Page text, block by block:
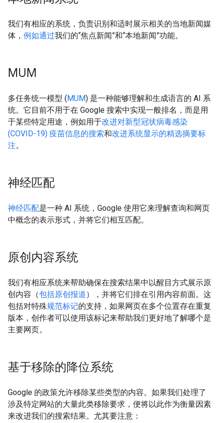
我们有相应的系统，负责识别和适时展示相关的当地新闻媒
体， 例如通过我们的“焦点新闻”和“本地新闻”功能。
MUM
多任务统一模型 (MUM) 是一种能够理解和生成语言的 AI 系
统。它目前不用于在 Google 搜索中实现一般排名，而是用
于某些特定用途，例如用于改进对新型冠状病毒感染
(COVID-19) 疫苗信息的搜索和改进系统显示的精选摘要标
注。
神经匹配
神经匹配是一种 AI 系统，Google 使用它来理解查询和网页
中概念的表示形式，并将它们相互匹配。
原创内容系统
我们有相应系统来帮助确保在搜索结果中以醒目方式展示原
创内容（包括原创报道），并将它们排在引用内容前面。这
包括对特殊规范标记的支持，如果网页在多个位置存在重复
版本，创作者可以使用该标记来帮助我们更好地了解哪个是
主要网页。
基于移除的降位系统
Google 的政策允许移除某些类型的内容。如果我们处理了
涉及特定网站的大量此类移除要求，便将以此作为衡量因素
来改进我们的搜索结果。尤其要注意：